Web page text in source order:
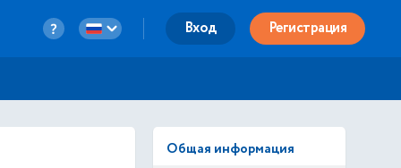
Вход Регистрация
Общая информация